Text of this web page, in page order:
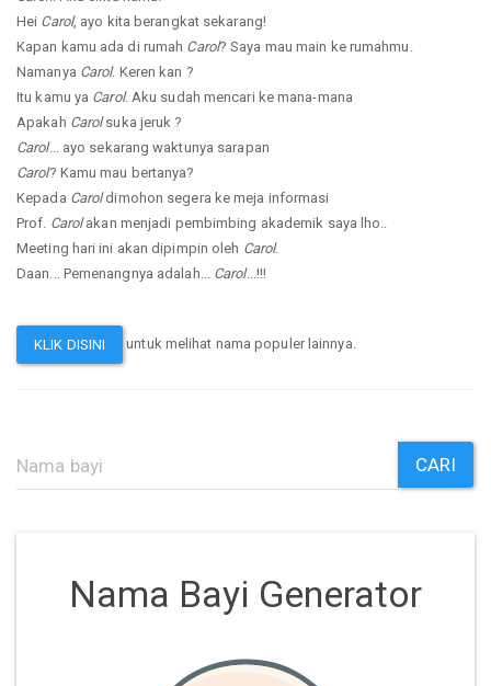
Hei Carol, ayo kita berangkat sekarang!
Kapan kamu ada di rumah Carol? Saya mau main ke rumahmu.
Namanya Carol. Keren kan ?
Itu kamu ya Carol. Aku sudah mencari ke mana-mana
Apakah Carolsuka jeruk ?
Carol... ayo sekarang waktunya sarapan
Carol? Kamu mau bertanya?
Kepada Caroldimohon segera ke meja informasi
Prof. Carolakan menjadi pembimbing akademik saya lho..
Meeting hari ini akan dipimpin oleh Carol.
Daan... Pemenangnya adalah... Carol...!!!
KLIK DISINI untuk melihat nama populer lainnya.
CARI
Nama Bayi Generator